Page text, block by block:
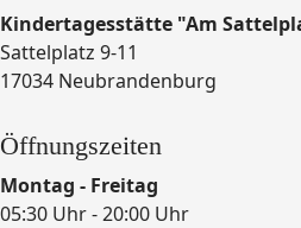
Kindertagesstätte "Am
Sattelplatz 9-11
17034 Neubrandenburg
Öffnungszeiten
Montag - Freitag
05:30 Uhr - 20:00 Uhr